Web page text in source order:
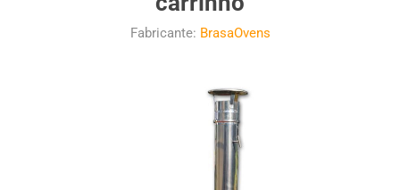
Fabricante: BrasaOvens